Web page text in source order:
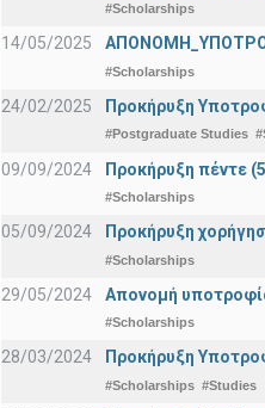
#Scholarships
14/05/2025
#Scholarships
24/02/2025 Προκήρυξη
#Postgraduate Studies
09/09/2024 Προκήρυξη πέντε
#Scholarships
05/09/2024 Προκήρυξη
#Scholarships
29/05/2024 Απονομή
#Scholarships
28/03/2024 Προκήρυξη
#Scholarships #Studies